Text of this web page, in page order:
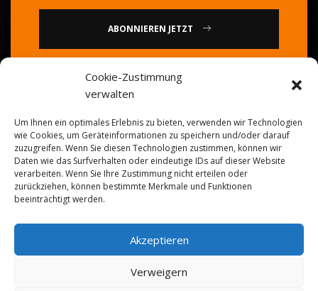
Cookie-Zustimmung
verwalten
Um Ihnen ein optimales Erlebnis zu bieten, verwenden wir Technologien
wie Cookies, um Geräteinformationen zu speichern und/oder darauf
zuzugreifen. Wenn Sie diesen Technologien zustimmen, können wir
Daten wie das Surfverhalten oder eindeutige IDs auf dieser Website
verarbeiten. Wenn Sie Ihre Zustimmung nicht erteilen oder
zurückziehen, können bestimmte Merkmale und Funktionen
beeinträchtigt werden.
Akzeptieren
Verweigern
ABONNIEREN JETZT
oder
Rufen Sie uns an: 0086-20-
84739585